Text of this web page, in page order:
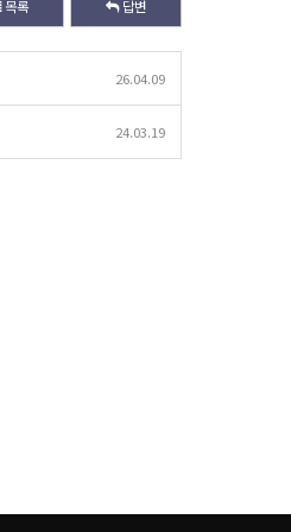
목록 답변
26.04.09
24.03.19